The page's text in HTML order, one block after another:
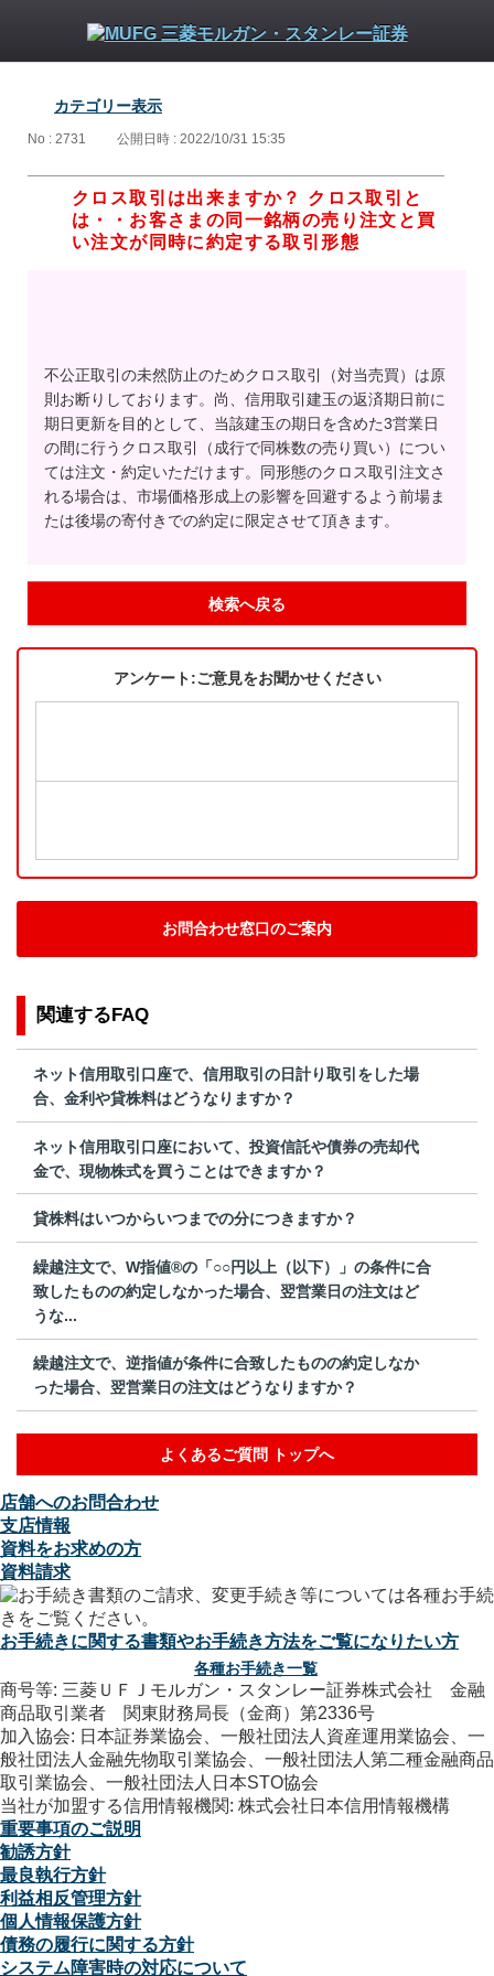
カテゴリー表示
No : 2731 公開日時 : 2022/10/31 15:35
クロス取引は出来ますか？ クロス取引と
は・・お客さまの同一銘柄の売り注文と買
い注文が同時に約定する取引形態
不公正取引の未然防止のためクロス取引（対当売買）は原
則お断りしております。尚、信用取引建玉の返済期日前に
期日更新を目的として、当該建玉の期日を含めた3営業日
の間に行うクロス取引（成行で同株数の売り買い）につい
ては注文・約定いただけます。同形態のクロス取引注文さ
れる場合は、市場価格形成上の影響を回避するよう前場ま
たは後場の寄付きでの約定に限定させて頂きます。
検索へ戻る
アンケート:ご意見をお聞かせください
お問合わせ窓口のご案内
関連するFAQ
ネット信用取引口座で、信用取引の日計り取引をした場
合、金利や貸株料はどうなりますか？
ネット信用取引口座において、投資信託や債券の売却代
金で、現物株式を買うことはできますか？
貸株料はいつからいつまでの分につきますか？
繰越注文で、W指値®の「○○円以上（以下）」の条件に合
致したものの約定しなかった場合、翌営業日の注文はど
うな...
繰越注文で、逆指値が条件に合致したものの約定しなか
った場合、翌営業日の注文はどうなりますか？
よくあるご質問 トップへ
店舗へのお問合わせ
支店情報
資料をお求めの方
資料請求
お手続きに関する書類やお手続き方法をご覧になりたい方
各種お手続き一覧
商号等: 三菱ＵＦＪモルガン・スタンレー証券株式会社 金融
商品取引業者 関東財務局長（金商）第2336号
加入協会: 日本証券業協会、一般社団法人資産運用業協会、一
般社団法人金融先物取引業協会、一般社団法人第二種金融商品
取引業協会、一般社団法人日本STO協会
当社が加盟する信用情報機関: 株式会社日本信用情報機構
重要事項のご説明
勧誘方針
最良執行方針
利益相反管理方針
個人情報保護方針
債務の履行に関する方針
システム障害時の対応について